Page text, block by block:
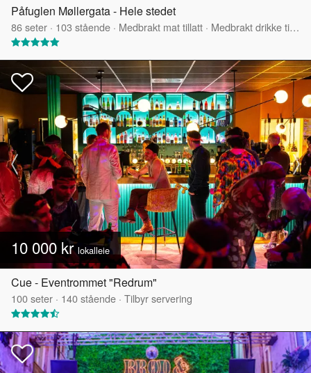
Påfuglen Møllergata - Hele stedet
86seter · 103 stående · Medbrakt mat tillatt · Medbrakt drikke tillatt
10 000 krlokalleie
Cue - Eventrommet "Redrum"
100seter · 140stående · Tilbyr servering